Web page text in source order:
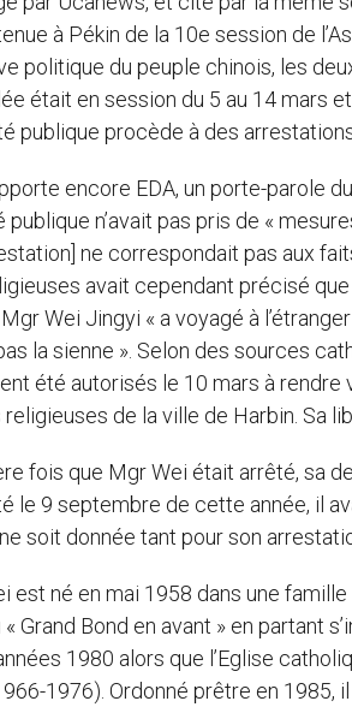
à Pékin de la 10e session de
politique du peuple chinois, les
était en session du 5 au 14 mars
publique procède à des
encore EDA, un porte-parole
n’avait pas pris de «
ne correspondait pas aux
avait cependant précisé
Wei Jingyi « a voyagé à
la sienne ». Selon des sources
été autorisés le 10 mars à rendre
de la ville de Harbin. Sa
fois que Mgr Wei était arrêté, sa
le 9 septembre de cette année, il
soit donnée tant pour son
est né en mai 1958 dans une
Grand Bond en avant » en partant
1980 alors que l’Eglise
1976). Ordonné prêtre en 1985,